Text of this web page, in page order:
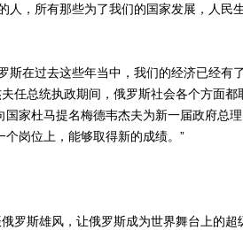
人，所有那些为了我们的国家发展，人民
在过去这些年当中，我们的经济已经有
任总统执政期间，俄罗斯社会各个方面都
家杜马提名梅德韦杰夫为新一届政府总
岗位上，能够取得新的成绩。”
斯雄风，让俄罗斯成为世界舞台上的超